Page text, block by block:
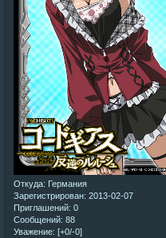
Откуда: Германия
Зарегистрирован: 2013-02-07
Приглашений: 0
Сообщений: 88
Уважение: [+0/-0]